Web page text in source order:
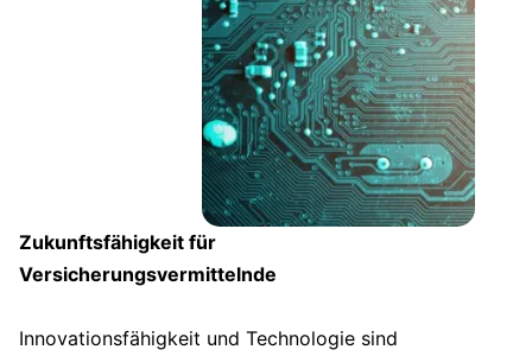
Zukunftsfähigkeit für
Versicherungsvermittelnde
Innovationsfähigkeit und Technologie sind